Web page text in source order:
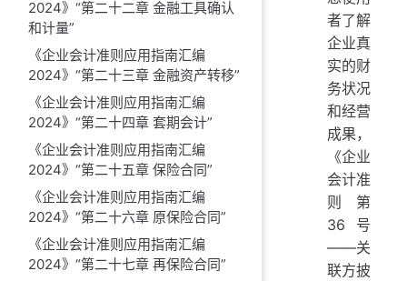
2024》“第二十二章 金融工具确认
和计量”
《企业会计准则应用指南汇编
2024》“第二十三章 金融资产转移”
《企业会计准则应用指南汇编
2024》“第二十四章 套期会计”
《企业会计准则应用指南汇编
2024》“第二十五章 保险合同”
《企业会计准则应用指南汇编
2024》“第二十六章 原保险合同”
《企业会计准则应用指南汇编
2024》“第二十七章 再保险合同”
者了解
企业真
实的财
务状况
和经营
成果，
《企业
会计准
则第
36号
——关
联方披